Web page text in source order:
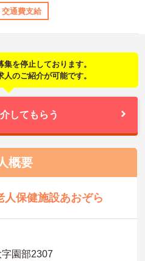
交通費支給
を停止しております。
のご紹介が可能です。
してもらう
概要
人保健施設あおぞら
園部2307